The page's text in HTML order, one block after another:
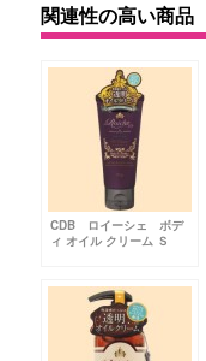
関連性の高い商品
CDB ロイーシェ ボデ
ィ オイル クリーム Ｓ